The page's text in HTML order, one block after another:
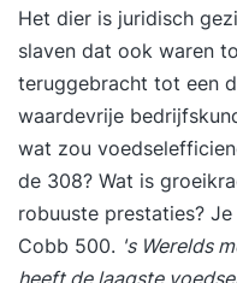
implementatie en
van je eigen
met een
analyse van je eigen
Marketing
Onderwerpen: • Klantgericht denken,
waardepropositie
• Buyer persona
Het dier is juridisch
slaven dat ook waren
teruggebracht tot een
waardevrije
wat zou
de 308? Wat is
robuuste prestaties?
Cobb 500. 's Werelds